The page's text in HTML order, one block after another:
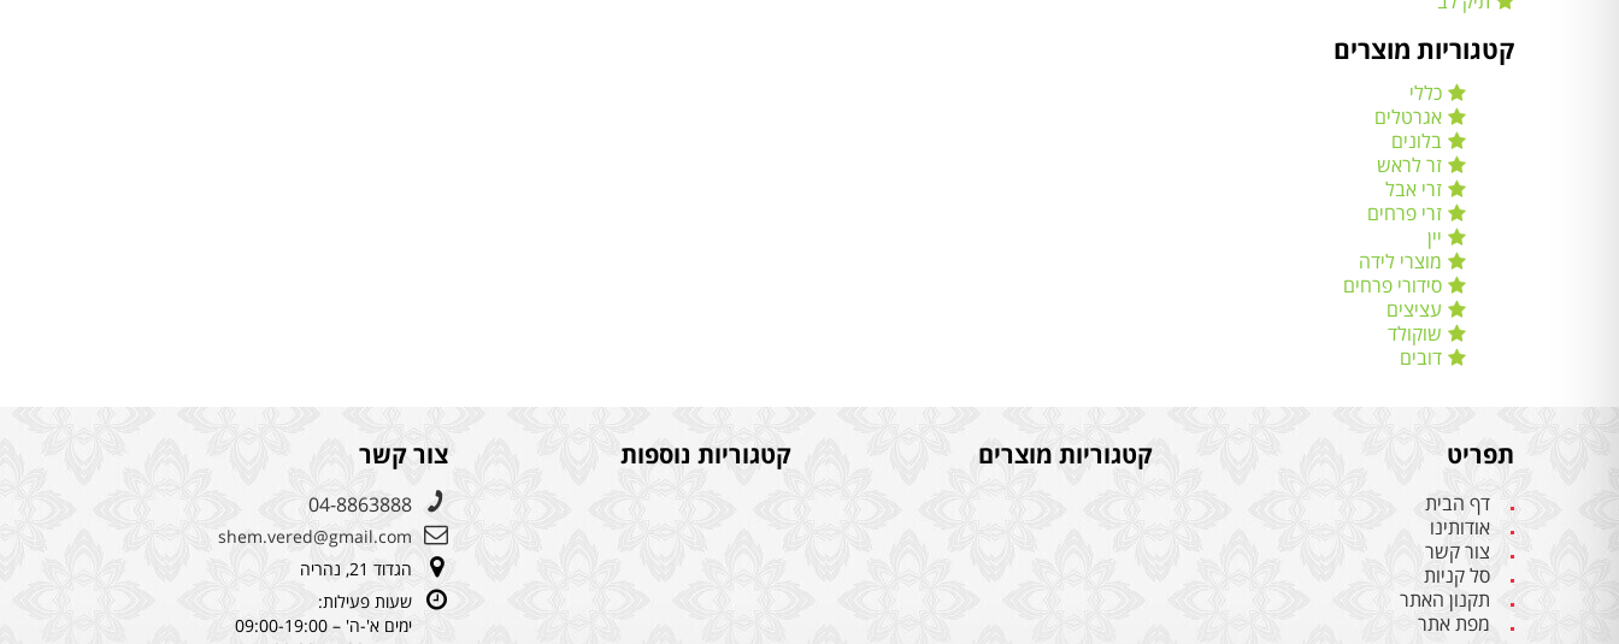
קטגוריות מוצרים
כללי
אגרטלים
בלונים
זר לראש
זרי אבל
זרי פרחים
יין
מוצרי לידה
סידורי פרחים
עציצים
שוקולד
דובים
תפריט
דף הבית
אודותינו
צור קשר
סל קניות
תקנון האתר
מפת אתר
קטגוריות מוצרים קטגוריות נוספות צור קשר
04-8863888
shem.vered@gmail.com
הגדוד 21, נהריה
שעות פעילות:
ימים א'-ה' – 09:00-19:00